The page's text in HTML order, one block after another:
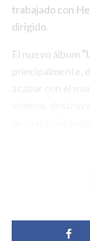
trabajado con
dirigido.
El nuevo álbum
principalmente,